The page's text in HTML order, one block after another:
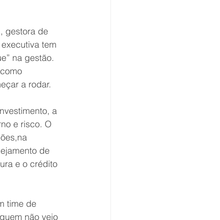
gestora de
tem
na gestão.
a rodar.
a
e risco. O
de
e o crédito
time de
não veio